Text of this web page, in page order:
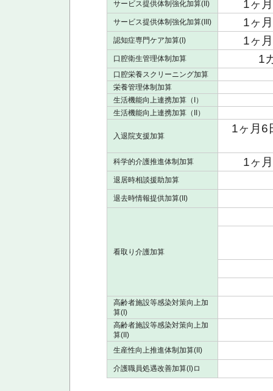
サービス提供体制強化加算(II) 1ヶ
サービス提供体制強化加算(III) 1ヶ
認知症専門ケア加算(I) 1ヶ
口腔衛生管理体制加算 1
口腔栄養スクリーニング加算
栄養管理体制加算
生活機能向上連携加算（I）
生活機能向上連携加算（II）
入退院支援加算
1ヶ月6
科学的介護推進体制加算 1ヶ
退居時相談援助加算
退去時情報提供加算(II)
看取り介護加算
高齢者施設等感染対策向上加
算(I)
高齢者施設等感染対策向上加
算(II)
生産性向上推進体制加算(II)
介護職員処遇改善加算(I)ロ